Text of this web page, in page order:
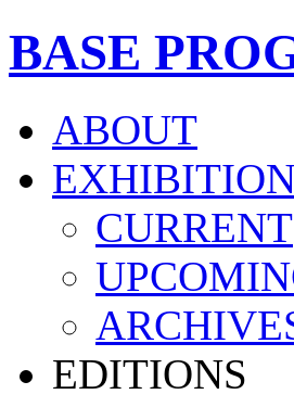
BASE
ABOUT
CURRENT
EDITIONS